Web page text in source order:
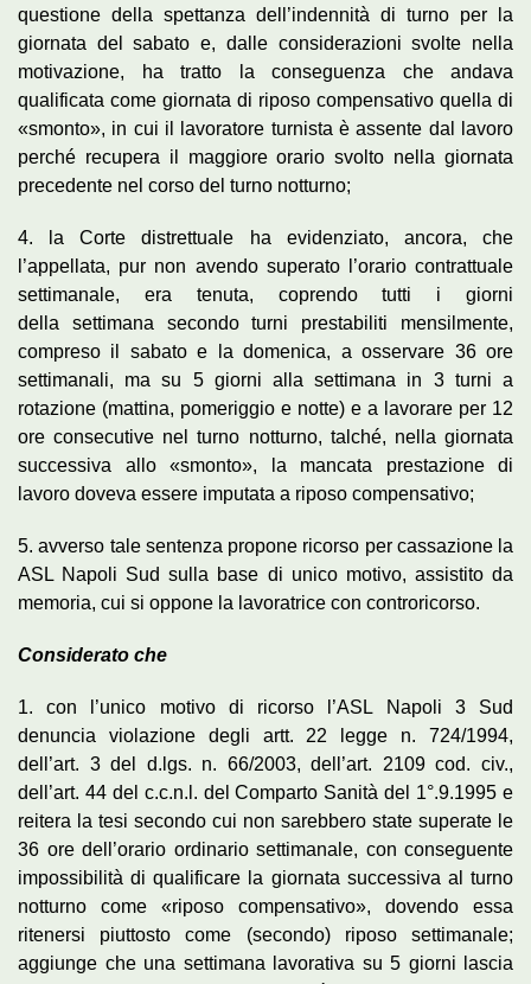
questione della spettanza dell’indennità di turno per la
giornata del sabato e, dalle considerazioni svolte nella
motivazione, ha tratto la conseguenza che andava
qualificata come giornata di riposo compensativo quella di
«smonto», in cui il lavoratore turnista è assente dal lavoro
perché recupera il maggiore orario svolto nella giornata
precedente nel corso del turno notturno;
4. la Corte distrettuale ha evidenziato, ancora, che
l’appellata, pur non avendo superato l’orario contrattuale
settimanale, era tenuta, coprendo tutti i giorni
della settimana secondo turni prestabiliti mensilmente,
compreso il sabato e la domenica, a osservare 36 ore
settimanali, ma su 5 giorni alla settimana in 3 turni a
rotazione (mattina, pomeriggio e notte) e a lavorare per 12
ore consecutive nel turno notturno, talché, nella giornata
successiva allo «smonto», la mancata prestazione di
lavoro doveva essere imputata a riposo compensativo;
5. avverso tale sentenza propone ricorso per cassazione la
ASL Napoli Sud sulla base di unico motivo, assistito da
memoria, cui si oppone la lavoratrice con controricorso.
Considerato che
1. con l’unico motivo di ricorso l’ASL Napoli 3 Sud
denuncia violazione degli artt. 22 legge n. 724/1994,
dell’art. 3 del d.lgs. n. 66/2003, dell’art. 2109 cod. civ.,
dell’art. 44 del c.c.n.l. del Comparto Sanità del 1°.9.1995 e
reitera la tesi secondo cui non sarebbero state superate le
36 ore dell’orario ordinario settimanale, con conseguente
impossibilità di qualificare la giornata successiva al turno
notturno come «riposo compensativo», dovendo essa
ritenersi piuttosto come (secondo) riposo settimanale;
aggiunge che una settimana lavorativa su 5 giorni lascia